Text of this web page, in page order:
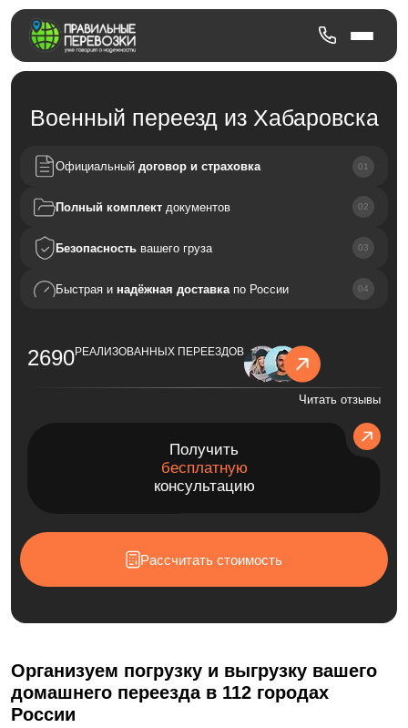
Военный переезд из Хабаровска
Официальный договор и страховка
Полный комплект документов
Безопасность вашего груза
Быстрая и надёжная доставка по России
2690РЕАЛИЗОВАННЫХ ПЕРЕЕЗДОВ
Получить
бесплатную
консультацию
Рассчитать стоимость
Организуем погрузку и выгрузку вашего
домашнего переезда в 112 городах
России